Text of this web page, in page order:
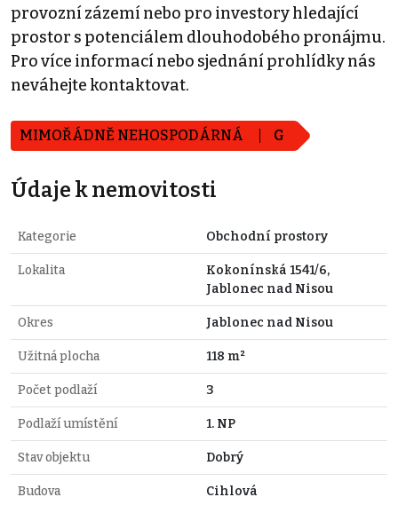
provozní zázemí nebo pro investory hledající
prostor s potenciálem dlouhodobého pronájmu.
Pro více informací nebo sjednání prohlídky nás
neváhejte kontaktovat.
MIMOŘÁDNĚ NEHOSPODÁRNÁ G
Údaje k nemovitosti
Kategorie Obchodní prostory
Lokalita
Kokonínská 1541/6,
Jablonec nad Nisou
Okres Jablonec nad Nisou
Užitná plocha 118 m²
Počet podlaží 3
Podlaží umístění 1. NP
Stav objektu Dobrý
Budova Cihlová